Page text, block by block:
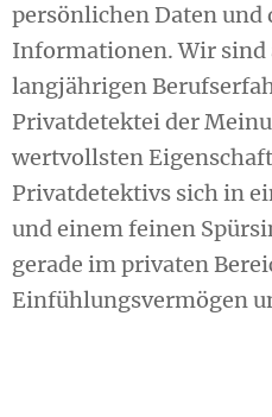
persönlichen Daten und
Informationen. Wir sind
langjährigen
Privatdetektei der
wertvollsten
Privatdetektivs sich in
und einem feinen
gerade im privaten
Einfühlungsvermögen